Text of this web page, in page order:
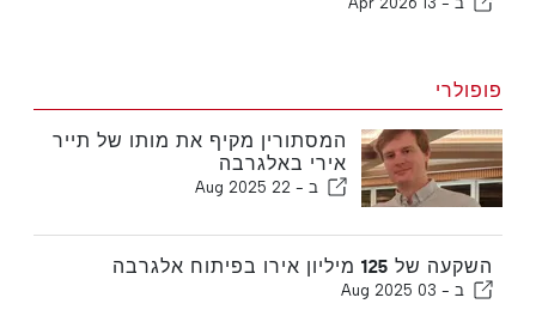
פופולרי
המסתורין מקיף את מותו של תייר
אירי באלגרבה
ב - 22 Aug 2025
השקעה של 125 מיליון אירו בפיתוח אלגרבה
ב - 03 Aug 2025